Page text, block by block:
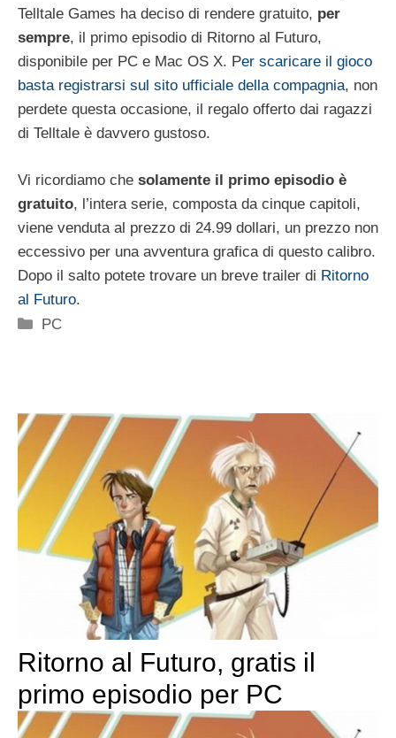
Telltale Games ha deciso di rendere gratuito, per
sempre, il primo episodio di Ritorno al Futuro,
disponibile per PC e Mac OS X. Per scaricare il gioco
basta registrarsi sul sito ufficiale della compagnia, non
perdete questa occasione, il regalo offerto dai ragazzi
di Telltale è davvero gustoso.
Vi ricordiamo che solamente il primo episodio è
gratuito, l’intera serie, composta da cinque capitoli,
viene venduta al prezzo di 24.99 dollari, un prezzo non
eccessivo per una avventura grafica di questo calibro.
Dopo il salto potete trovare un breve trailer di Ritorno
al Futuro.
Categorie
PC
Ritorno al Futuro, gratis il
primo episodio per PC